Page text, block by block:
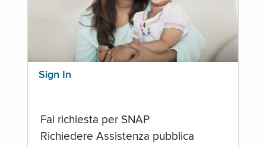
Sign In
Fai richiesta per SNAP
Richiedere Assistenza pubblica